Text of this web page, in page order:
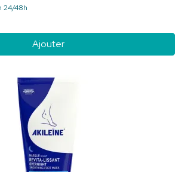
24/48h
Ajouter